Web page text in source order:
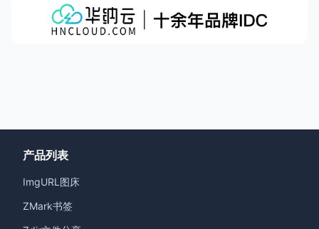
产品列表
ImgURL图床
ZMark书签